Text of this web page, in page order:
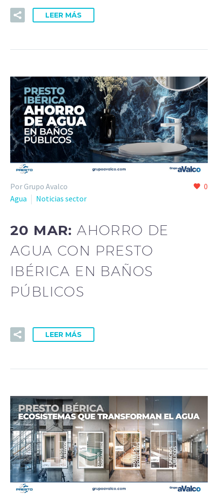
LEER MÁS
0
Por Grupo Avalco
Agua
Noticias sector
20 MAR:AHORRO DE
AGUA CON PRESTO
IBÉRICA EN BAÑOS
PÚBLICOS
LEER MÁS